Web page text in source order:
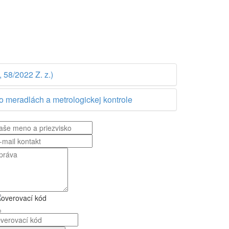
2022 Z. z.)
meradlách a metrologickej kontrole